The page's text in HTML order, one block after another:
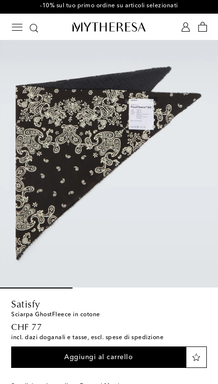
-10% sul tuo primo ordine su articoli selezionati
Satisfy
Sciarpa GhostFleece in cotone
CHF 77
original price
incl. dazi doganali e tasse, escl. spese di spedizione
Aggiungi al carrello